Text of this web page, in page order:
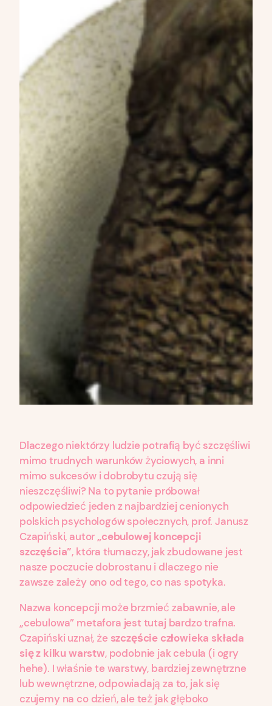
Dlaczego niektórzy ludzie potrafią być szczęśliwi
mimo trudnych warunków życiowych, a inni
mimo sukcesów i dobrobytu czują się
nieszczęśliwi? Na to pytanie próbował
odpowiedzieć jeden z najbardziej cenionych
polskich psychologów społecznych, prof. Janusz
Czapiński, autor „cebulowej koncepcji
szczęścia”, która tłumaczy, jak zbudowane jest
nasze poczucie dobrostanu i dlaczego nie
zawsze zależy ono od tego, co nas spotyka.
Nazwa koncepcji może brzmieć zabawnie, ale
„cebulowa” metafora jest tutaj bardzo trafna.
Czapiński uznał, że szczęście człowieka składa
się z kilku warstw, podobnie jak cebula (i ogry
hehe). I właśnie te warstwy, bardziej zewnętrzne
lub wewnętrzne, odpowiadają za to, jak się
czujemy na co dzień, ale też jak głęboko